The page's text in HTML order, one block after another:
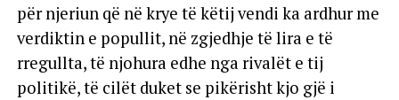
për njeriun që në krye të këtij vendi ka ardhur me
verdiktin e popullit, në zgjedhje të lira e të
rregullta, të njohura edhe nga rivalët e tij
politikë, të cilët duket se pikërisht kjo gjë i